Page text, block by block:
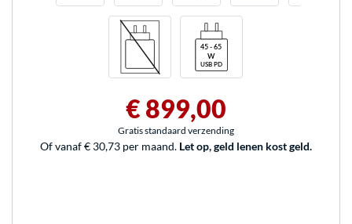
€ 899,00
Gratis standaard verzending
Of vanaf € 30,73 per maand. Let op, geld lenen kost geld.